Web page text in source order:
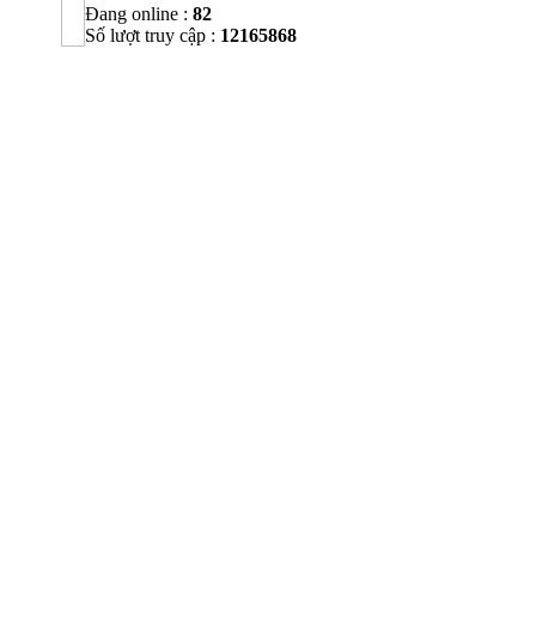
Đang online : 82
Số lượt truy cập : 12165868